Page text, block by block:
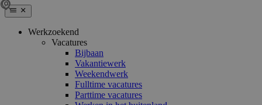
Werkzoekend
Vacatures
Bijbaan
Vakantiewerk
Weekendwerk
Fulltime vacatures
Parttime vacatures